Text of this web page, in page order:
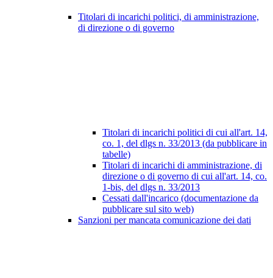
Titolari di incarichi politici, di amministrazione,
di direzione o di governo
Titolari di incarichi politici di cui all'art. 14,
co. 1, del dlgs n. 33/2013 (da pubblicare in
tabelle)
Titolari di incarichi di amministrazione, di
direzione o di governo di cui all'art. 14, co.
1-bis, del dlgs n. 33/2013
Cessati dall'incarico (documentazione da
pubblicare sul sito web)
Sanzioni per mancata comunicazione dei dati